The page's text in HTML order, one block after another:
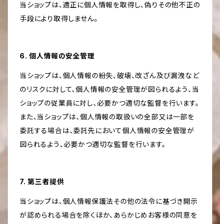
当ショップは、適正に個人情報を取得し、偽りその他不正の
手段により取得しません。
6. 個人情報の安全管理
当ショップは、個人情報の紛失、破壊、改ざん及び漏洩など
のリスクに対して、個人情報の安全管理が図られるよう、当
ショップの従業員に対し、必要かつ適切な監督を行います。
また、当ショップは、個人情報の取扱いの全部又は一部を
委託する場合は、委託先において個人情報の安全管理が
図られるよう、必要かつ適切な監督を行います。
7. 第三者提供
当ショップは、個人情報保護法その他の法令に基づき開示
が認められる場合を除くほか、あらかじめお客様の同意を